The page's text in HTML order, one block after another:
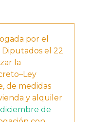
por el
el 22
la
de medidas
y alquiler
de